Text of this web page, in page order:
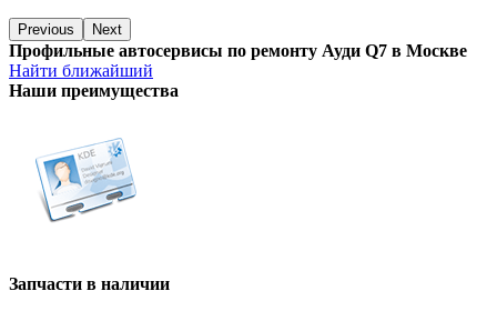
Previous Next
Профильные автосервисы по ремонту Ауди Q7 в Москве
Найти ближайший
Наши преимущества
Запчасти в наличии